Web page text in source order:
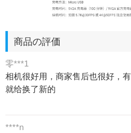
商品の評価
零***1
相机很好用，商家售后也很好，
就给换了新的
****n